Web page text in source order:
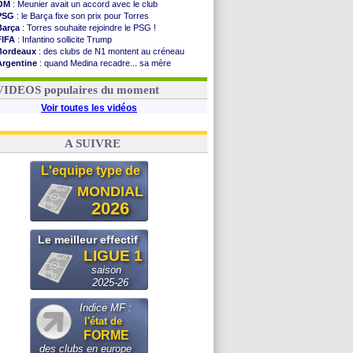
: Meunier avait un accord avec le club
: le Barça fixe son prix pour Torres
: Torres souhaite rejoindre le PSG !
: Infantino sollicite Trump
: des clubs de N1 montent au créneau
: quand Medina recadre... sa mère
: Paixão attire un 2e club anglais
populaires du moment
Voir toutes les vidéos
A SUIVRE
L'equipe type de
MONDIAL
2026
Le meilleur effectif
LIGUE 1
saison
2025-26
Indice MF :
l'état de
FORME
des clubs en europe